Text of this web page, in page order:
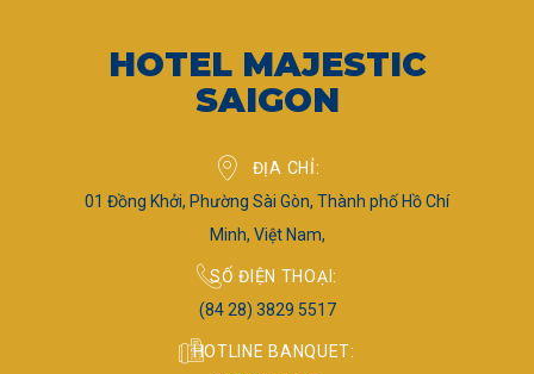
HOTEL MAJESTIC
SAIGON
ĐỊA CHỈ
01 Đồng Khởi, Phường Sài Gòn, Thành phố Hồ Chí
Minh, Việt Nam,
SỐ ĐIỆN THOẠI
(84 28) 3829 5517
HOTLINE BANQUET